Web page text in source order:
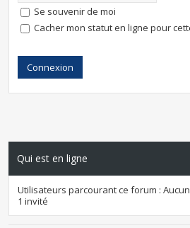
Se souvenir de moi
Cacher mon statut en ligne pour
Qui est en ligne
Utilisateurs parcourant ce forum :
1 invité